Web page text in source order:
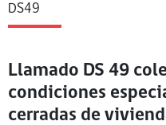
DS49
Llamado DS 49
condiciones
cerradas de